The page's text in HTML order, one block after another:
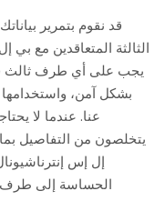
قد نقوم بتمرير
الثالثة المتعاقدين مع
يجب على أي طرف ثالث قد
بشكل آمن،
عنا. عندما لا
يتخلصون من التفاصيل
إل إس
الحساسة إلى طرف